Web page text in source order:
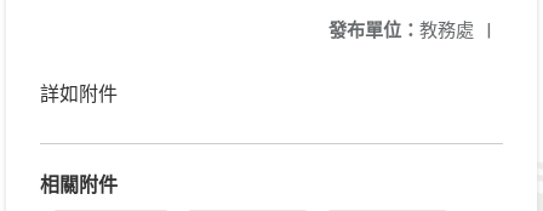
發布單位： 教務處 |
詳如附件
相關附件